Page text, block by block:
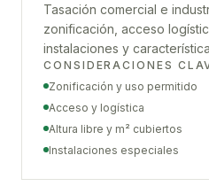
Tasación comercial e
zonificación, acceso
instalaciones y
CONSIDERACIONES
Zonificación y uso permitido
Acceso y logística
Altura libre y m² cubiertos
Instalaciones especiales